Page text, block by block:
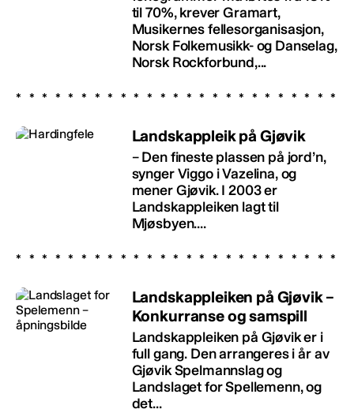
til 70%, krever Gramart,
Musikernes fellesorganisasjon,
Norsk Folkemusikk- og Danselag,
Norsk Rockforbund,...
Landskappleik på Gjøvik
– Den fineste plassen på jord’n,
synger Viggo i Vazelina, og
mener Gjøvik. I 2003 er
Landskappleiken lagt til
Mjøsbyen....
Landskappleiken på Gjøvik –
Konkurranse og samspill
Landskappleiken på Gjøvik er i
full gang. Den arrangeres i år av
Gjøvik Spelmannslag og
Landslaget for Spellemenn, og
det...